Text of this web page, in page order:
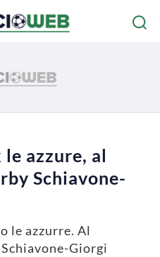
azzure, al
Schiavone-
le azzurre. Al
Giorgi